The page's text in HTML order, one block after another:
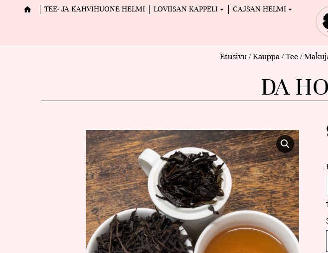
TEE- JA KAHVIHUONE HELMI LOVIISAN KAPPELI CAJSAN HELMI
Etusivu/Kauppa/Tee/
DA